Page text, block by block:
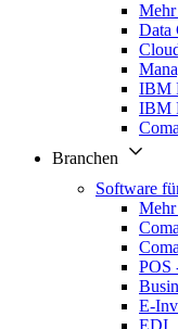
Data
IBM
IBM
Branchen
Software
Mehr
POS
E-
EDI